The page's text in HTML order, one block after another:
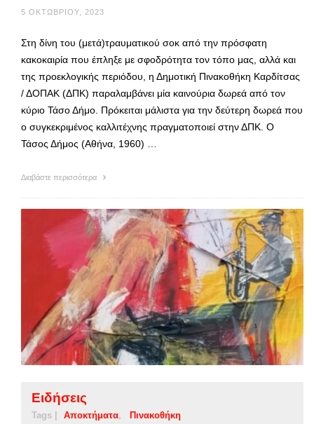
5 ΟΚΤΩΒΡΊΟΥ, 2023
Στη δίνη του (μετά)τραυματικού σοκ από την πρόσφατη
κακοκαιρία που έπληξε με σφοδρότητα τον τόπο μας, αλλά και
της προεκλογικής περιόδου, η Δημοτική Πινακοθήκη Καρδίτσας
/ ΔΟΠΑΚ (ΔΠΚ) παραλαμβάνει μία καινούρια δωρεά από τον
κύριο Τάσο Δήμο. Πρόκειται μάλιστα για την δεύτερη δωρεά που
ο συγκεκριμένος καλλιτέχνης πραγματοποιεί στην ΔΠΚ. Ο
Τάσος Δήμος (Αθήνα, 1960) …
Διαβάστε περισσότερα
Ειδήσεις
Tags | Αποκτήματα Πινακοθήκη